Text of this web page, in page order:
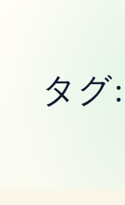
タグ: